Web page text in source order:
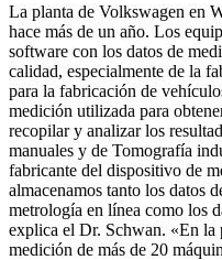
La planta de Volkswagen en
hace más de un año. Los
software con los datos de
calidad, especialmente de la
para la fabricación de
medición utilizada para
recopilar y analizar los
manuales y de Tomografía
fabricante del dispositivo de
almacenamos tanto los datos
metrología en línea como los
explica el Dr. Schwan. «En la
medición de más de 20